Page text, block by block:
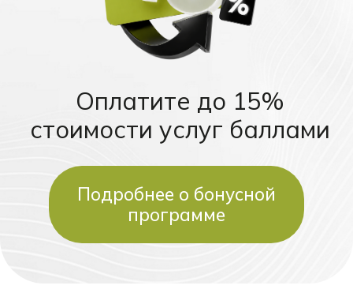
Профессиональная гигиена —
удаление зубных отложений
недели) —лечение кариеса, замена
несостоятельных пломб,
эндодонтическое лечение,
процессов.